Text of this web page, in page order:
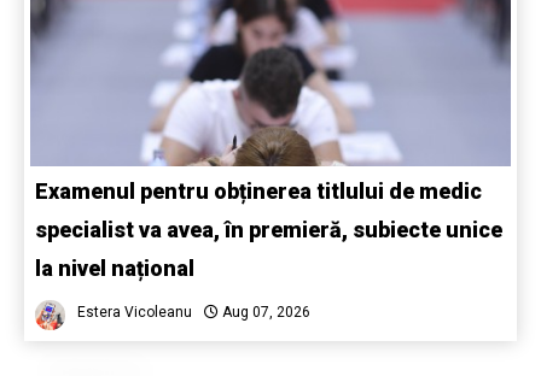
Examenul pentru obținerea titlului de medic
specialist va avea, în premieră, subiecte unice
la nivel național
Estera Vicoleanu Aug 07, 2026